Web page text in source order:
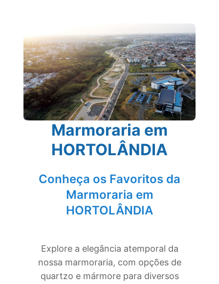
Marmoraria em
HORTOLÂNDIA
Conheça os Favoritos da
Marmoraria em
HORTOLÂNDIA
Explore a elegância atemporal da
nossa marmoraria, com opções de
quartzo e mármore para diversos